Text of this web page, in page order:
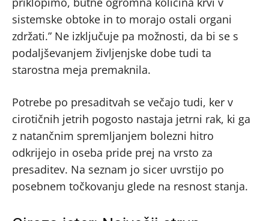
sistemske obtoke in to morajo ostali organi
zdržati.” Ne izključuje pa možnosti, da bi se s
podaljševanjem življenjske dobe tudi ta
starostna meja premaknila.
Potrebe po presaditvah se večajo tudi, ker v
cirotičnih jetrih pogosto nastaja jetrni rak, ki ga
z natančnim spremljanjem bolezni hitro
odkrijejo in oseba pride prej na vrsto za
presaditev. Na seznam jo sicer uvrstijo po
posebnem točkovanju glede na resnost stanja.